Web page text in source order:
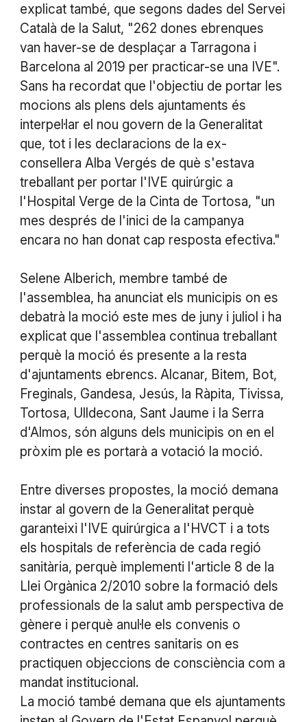
explicat també, que segons dades del Servei
Català de la Salut, "262 dones ebrenques
van haver-se de desplaçar a Tarragona i
Barcelona al 2019 per practicar-se una IVE".
Sans ha recordat que l'objectiu de portar les
mocions als plens dels ajuntaments és
interpel·lar el nou govern de la Generalitat
que, tot i les declaracions de la ex-
consellera Alba Vergés de què s'estava
treballant per portar l'IVE quirúrgic a
l'Hospital Verge de la Cinta de Tortosa, "un
mes després de l'inici de la campanya
encara no han donat cap resposta efectiva."
Selene Alberich, membre també de
l'assemblea, ha anunciat els municipis on es
debatrà la moció este mes de juny i juliol i ha
explicat que l'assemblea continua treballant
perquè la moció és presente a la resta
d'ajuntaments ebrencs. Alcanar, Bitem, Bot,
Freginals, Gandesa, Jesús, la Ràpita, Tivissa,
Tortosa, Ulldecona, Sant Jaume i la Serra
d'Almos, són alguns dels municipis on en el
pròxim ple es portarà a votació la moció.
Entre diverses propostes, la moció demana
instar al govern de la Generalitat perquè
garanteixi l'IVE quirúrgica a l'HVCT i a tots
els hospitals de referència de cada regió
sanitària, perquè implementi l'article 8 de la
Llei Orgànica 2/2010 sobre la formació dels
professionals de la salut amb perspectiva de
gènere i perquè anul·le els convenis o
contractes en centres sanitaris on es
practiquen objeccions de consciència com a
mandat institucional.
La moció també demana que els ajuntaments